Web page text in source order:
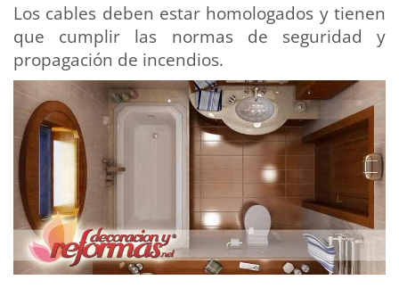
Los cables deben estar homologados y tienen
que cumplir las normas de seguridad y
propagación de incendios.